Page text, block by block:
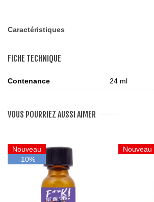
Caractéristiques
FICHE TECHNIQUE
Contenance 24 ml
VOUS POURRIEZ AUSSI AIMER
Nouveau
-10%
Nouveau